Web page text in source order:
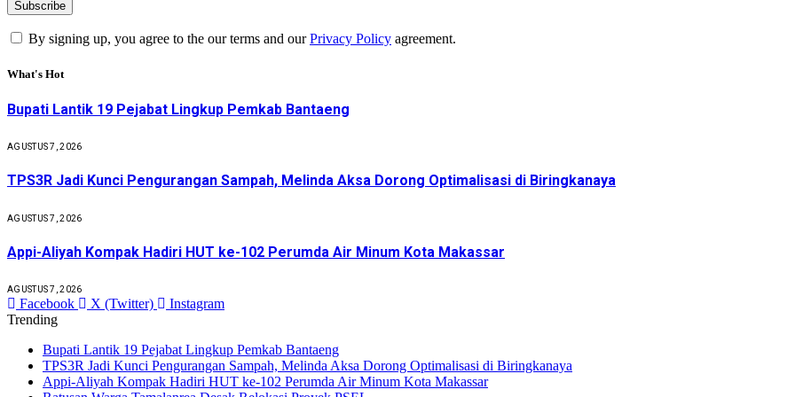
By signing up, you agree to the our terms and ourPrivacy Policy agreement.
What's Hot
Bupati Lantik 19 Pejabat Lingkup Pemkab Bantaeng
AGUSTUS 7, 2026
TPS3R Jadi Kunci Pengurangan Sampah, Melinda Aksa Dorong Optimalisasi di Biringkanaya
AGUSTUS 7, 2026
Appi-Aliyah Kompak Hadiri HUT ke-102 Perumda Air Minum Kota Makassar
AGUSTUS 7, 2026
Facebook X (Twitter)
Instagram
Trending
Bupati Lantik 19 Pejabat Lingkup Pemkab Bantaeng
TPS3R Jadi Kunci Pengurangan Sampah, Melinda Aksa Dorong Optimalisasi di Biringkanaya
Appi-Aliyah Kompak Hadiri HUT ke-102 Perumda Air Minum Kota Makassar